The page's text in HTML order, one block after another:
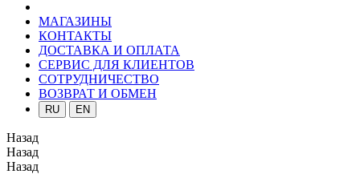
МАГАЗИНЫ
КОНТАКТЫ
ДОСТАВКА И ОПЛАТА
СЕРВИС ДЛЯ КЛИЕНТОВ
СОТРУДНИЧЕСТВО
ВОЗВРАТ И ОБМЕН
RU EN
Назад
Назад
Назад